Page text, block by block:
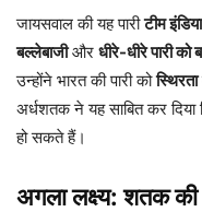
जायसवाल की यह पारीटीम
बल्लेबाजीऔर धीरे-धीरे पारी को
उन्होंने भारत की पारी कोस्थिरता
अर्धशतक ने यह साबित कर दिया
हो सकते हैं।
अगला लक्ष्य: शतक